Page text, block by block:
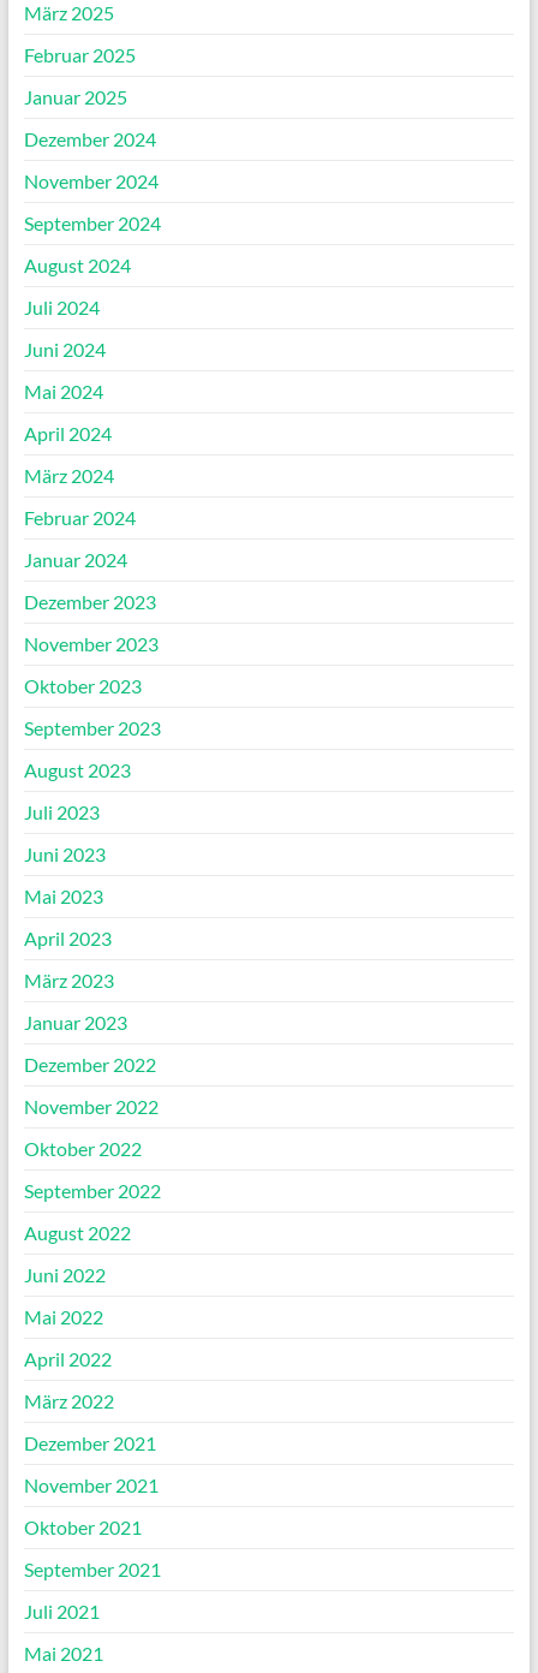
März 2025
Februar 2025
Januar 2025
Dezember 2024
November 2024
September 2024
August 2024
Juli 2024
Juni 2024
Mai 2024
April 2024
März 2024
Februar 2024
Januar 2024
Dezember 2023
November 2023
Oktober 2023
September 2023
August 2023
Juli 2023
Juni 2023
Mai 2023
April 2023
März 2023
Januar 2023
Dezember 2022
November 2022
Oktober 2022
September 2022
August 2022
Juni 2022
Mai 2022
April 2022
März 2022
Dezember 2021
November 2021
Oktober 2021
September 2021
Juli 2021
Mai 2021